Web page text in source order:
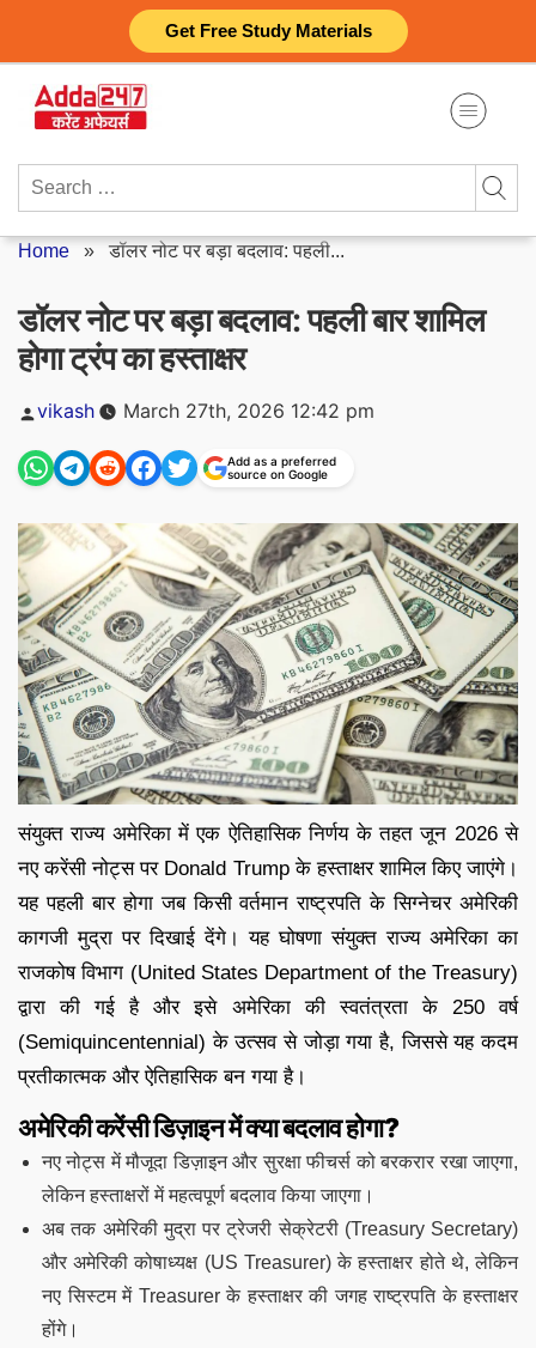
Get Free Study Materials
content
Search
Home »डॉलर नोट पर बड़ा बदलाव: पहली...
डॉलर नोट पर बड़ा बदलाव: पहली बार शामिल
होगा ट्रंप का हस्ताक्षर
Posted
vikash March 27th, 2026 12:42 pm
Add as a preferred
source on Google
संयुक्त राज्य अमेरिका में एक ऐतिहासिक निर्णय के तहत जून 2026 से
नए करेंसी नोट्स पर Donald Trump के हस्ताक्षर शामिल किए जाएंगे।
यह पहली बार होगा जब किसी वर्तमान राष्ट्रपति के सिग्नेचर अमेरिकी
कागजी मुद्रा पर दिखाई देंगे। यह घोषणा संयुक्त राज्य अमेरिका का
राजकोष विभाग (United States Department of the Treasury)
द्वारा की गई है और इसे अमेरिका की स्वतंत्रता के 250 वर्ष
(Semiquincentennial) के उत्सव से जोड़ा गया है, जिससे यह कदम
प्रतीकात्मक और ऐतिहासिक बन गया है।
अमेरिकी करेंसी डिज़ाइन में क्या बदलाव होगा?
नए नोट्स में मौजूदा डिज़ाइन और सुरक्षा फीचर्स को बरकरार रखा जाएगा,
लेकिन हस्ताक्षरों में महत्वपूर्ण बदलाव किया जाएगा।
अब तक अमेरिकी मुद्रा पर ट्रेजरी सेक्रेटरी (Treasury Secretary)
और अमेरिकी कोषाध्यक्ष (US Treasurer) के हस्ताक्षर होते थे, लेकिन
नए सिस्टम में Treasurer के हस्ताक्षर की जगह राष्ट्रपति के हस्ताक्षर
होंगे।